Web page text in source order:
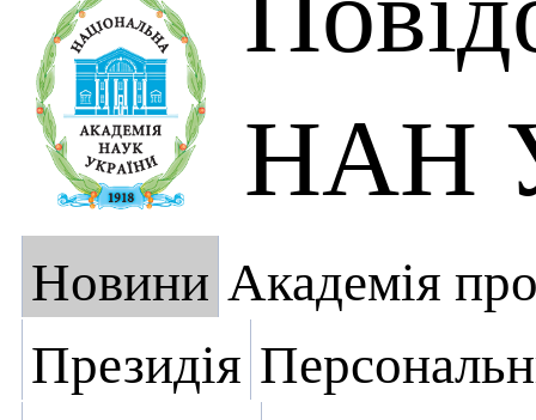
НАН
Новини Академія
Президія